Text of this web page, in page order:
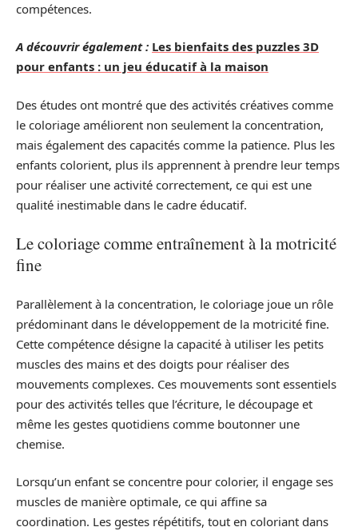
compétences.
A découvrir également : Les bienfaits des puzzles 3D
pour enfants : un jeu éducatif à la maison
Des études ont montré que des activités créatives comme
le coloriage améliorent non seulement la concentration,
mais également des capacités comme la patience. Plus les
enfants colorient, plus ils apprennent à prendre leur temps
pour réaliser une activité correctement, ce qui est une
qualité inestimable dans le cadre éducatif.
Le coloriage comme entraînement à la motricité
fine
Parallèlement à la concentration, le coloriage joue un rôle
prédominant dans le développement de la motricité fine.
Cette compétence désigne la capacité à utiliser les petits
muscles des mains et des doigts pour réaliser des
mouvements complexes. Ces mouvements sont essentiels
pour des activités telles que l’écriture, le découpage et
même les gestes quotidiens comme boutonner une
chemise.
Lorsqu’un enfant se concentre pour colorier, il engage ses
muscles de manière optimale, ce qui affine sa
coordination. Les gestes répétitifs, tout en coloriant dans